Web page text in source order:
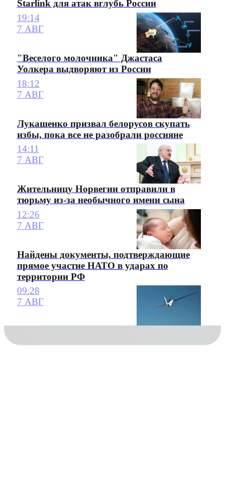
Starlink для атак вглубь России
19:14
7 АВГ
"Веселого молочника" Джастаса
Уолкера выдворяют из России
18:12
7 АВГ
Лукашенко призвал белорусов скупать
избы, пока все не разобрали россияне
14:11
7 АВГ
Жительницу Норвегии отправили в
тюрьму из-за необычного имени сына
12:26
7 АВГ
Найдены документы, подтверждающие
прямое участие НАТО в ударах по
территории РФ
09:28
7 АВГ